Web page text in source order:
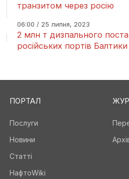
транзитом через росію
06:00 / 25 липня, 2023
2 млн т дизпального
російських портів Балтики
ПОРТАЛ
Послуги
Новини
Статті
НафтоWiki